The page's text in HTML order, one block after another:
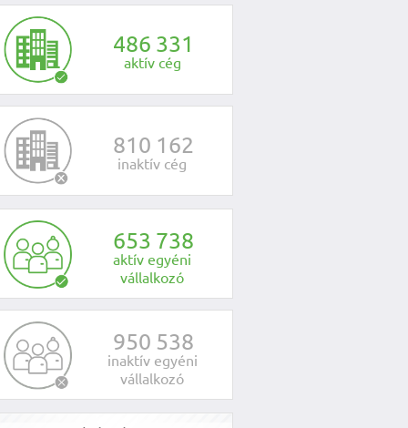
fel velünk a kapcsolatot az alábbi
486 331
aktív cég
810 162
inaktív cég
653 738
aktív egyéni
vállalkozó
950 538
inaktív egyéni
vállalkozó